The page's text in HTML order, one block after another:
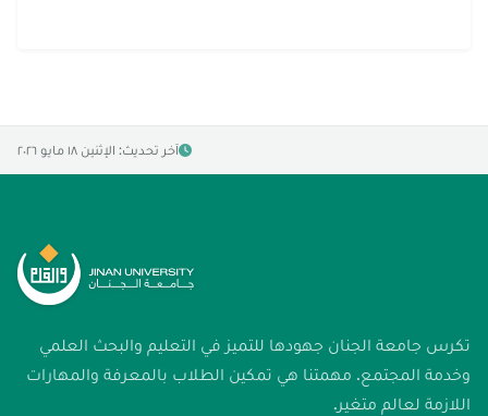
آخر تحديث: الإثنين ١٨ مايو ٢٠٢٦
تكرس جامعة الجنان جهودها للتميز في التعليم والبحث العلمي
وخدمة المجتمع. مهمتنا هي تمكين الطلاب بالمعرفة والمهارات
اللازمة لعالم متغير.